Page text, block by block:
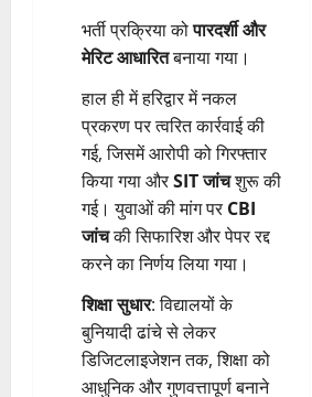
भर्ती प्रक्रिया कोपारदर्शी और
मेरिट आधारितबनाया गया।
हाल ही में हरिद्वार में नकल
प्रकरण पर त्वरित कार्रवाई की
गई, जिसमें आरोपी को गिरफ्तार
किया गया औरSIT जांचशुरू की
गई। युवाओं की मांग पर CBI
जांचकी सिफारिश और पेपर रद्द
करने का निर्णय लिया गया।
शिक्षा सुधार: विद्यालयों के
बुनियादी ढांचे से लेकर
डिजिटलाइजेशन तक, शिक्षा को
आधुनिक और गुणवत्तापूर्ण बनाने